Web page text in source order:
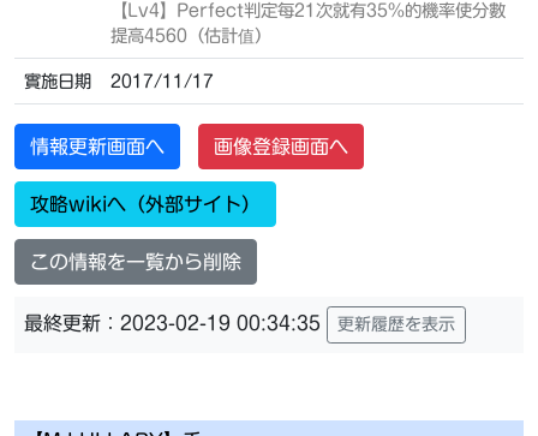
【Lv4】
Perfect判定每21次就有35%的機率使分數
提高4560（估計值）
實施日期 2017/11/17
情報更新画面へ 画像登録画面へ
攻略wikiへ（外部サイト）
この情報を一覧から削除
最終更新：2023-02-19 00:34:35 更新履歴を表示